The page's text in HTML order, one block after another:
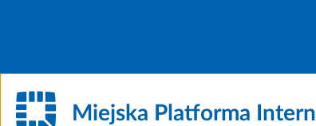
Miejska Platforma